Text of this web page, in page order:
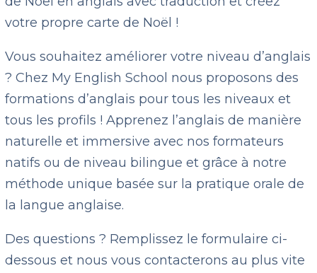
votre propre carte de Noël !
Vous souhaitez améliorer votre niveau d’anglais
? Chez My English School nous proposons des
formations d’anglais pour tous les niveaux et
tous les profils ! Apprenez l’anglais de manière
naturelle et immersive avec nos formateurs
natifs ou de niveau bilingue et grâce à notre
méthode unique basée sur la pratique orale de
la langue anglaise.
Des questions ? Remplissez le formulaire ci-
dessous et nous vous contacterons au plus vite